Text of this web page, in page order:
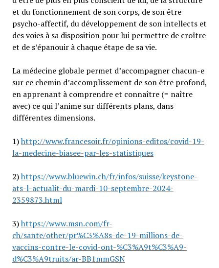
et du fonctionnement de son corps, de son être
psycho-affectif, du développement de son intellects et
des voies à sa disposition pour lui permettre de croître
et de s’épanouir à chaque étape de sa vie.
La médecine globale permet d’accompagner chacun-e
sur ce chemin d’accomplissement de son être profond,
en apprenant à comprendre et connaître (= naître
avec) ce qui l’anime sur différents plans, dans
différentes dimensions.
1)http://www.francesoir.fr/opinions-editos/covid-19-
la-medecine-biasee-par-les-statistiques
2)https://www.bluewin.ch/fr/infos/suisse/keystone-
ats-l-actualit-du-mardi-10-septembre-2024-
2359873.html
3)https://www.msn.com/fr-
ch/sante/other/pr%C3%A8s-de-19-millions-de-
vaccins-contre-le-covid-ont-%C3%A9t%C3%A9-
d%C3%A9truits/ar-BB1mmGSN